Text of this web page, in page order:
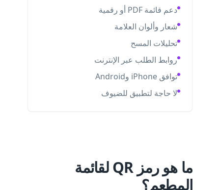
دعم قائمة PDF أو رقمية
شعار وألوان العلامة
تحليلات المسح
روابط الطلب عبر الإنترنت
توافق iPhone وAndroid
لا حاجة لتطبيق للضيوف
ما هو رمز QR لقائمة
المطعم؟